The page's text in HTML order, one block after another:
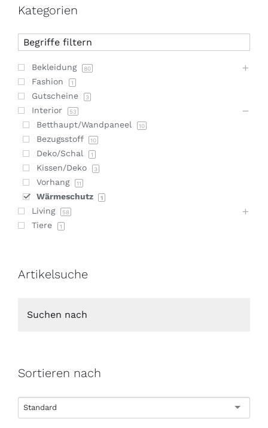
Kategorien
Bekleidung 80
Fashion 1
Gutscheine 3
Interior 53
Betthaupt/Wandpaneel 10
Bezugsstoff 10
Deko/Schal 1
Kissen/Deko 3
Vorhang 11
Wärmeschutz 1
Living 58
Tiere 1
Artikelsuche
Sortieren nach
Standard